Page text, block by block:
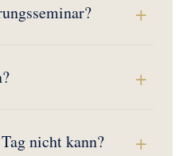
nicht kann?